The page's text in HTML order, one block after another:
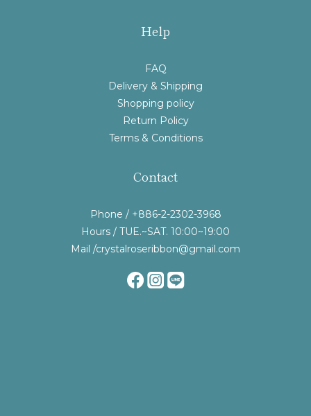
Help
FAQ
Delivery & Shipping
Shopping policy
Return Policy
Terms & Conditions
Contact
Phone / +886-2-2302-3968
Hours / TUE.~SAT. 10:00~19:00
Mail /crystalroseribbon@gmail.com